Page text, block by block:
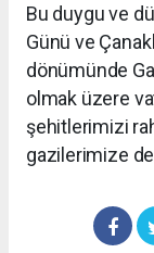
Bu duygu ve
Günü ve
dönümünde
olmak üzere
şehitlerimizi
gazilerimize